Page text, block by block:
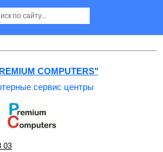
центры в Ташкенте
COMPUTERS"
сервис центры
03